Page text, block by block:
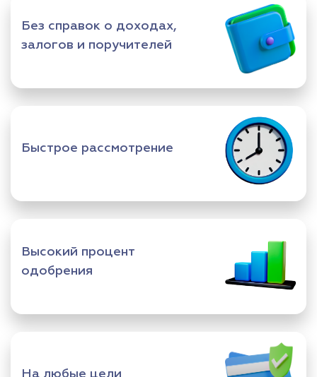
Без справок о доходах,
залогов и поручителей
Быстрое рассмотрение
Высокий процент
одобрения